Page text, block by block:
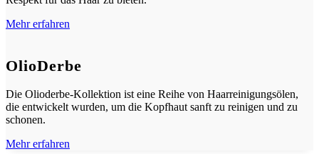
Mehr erfahren
OlioDerbe
Die Olioderbe-Kollektion ist eine Reihe von Haarreinigungsölen,
die entwickelt wurden, um die Kopfhaut sanft zu reinigen und zu
schonen.
Mehr erfahren